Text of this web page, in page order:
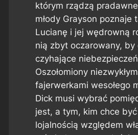
którym rządzą
młody Grayson poznaje
Lucianę i jej wędrowną
nią zbyt oczarowany, by
czyhające
Oszołomiony
fajerwerkami wesołego
Dick musi wybrać
jest, a tym, kim chce
lojalnością względem